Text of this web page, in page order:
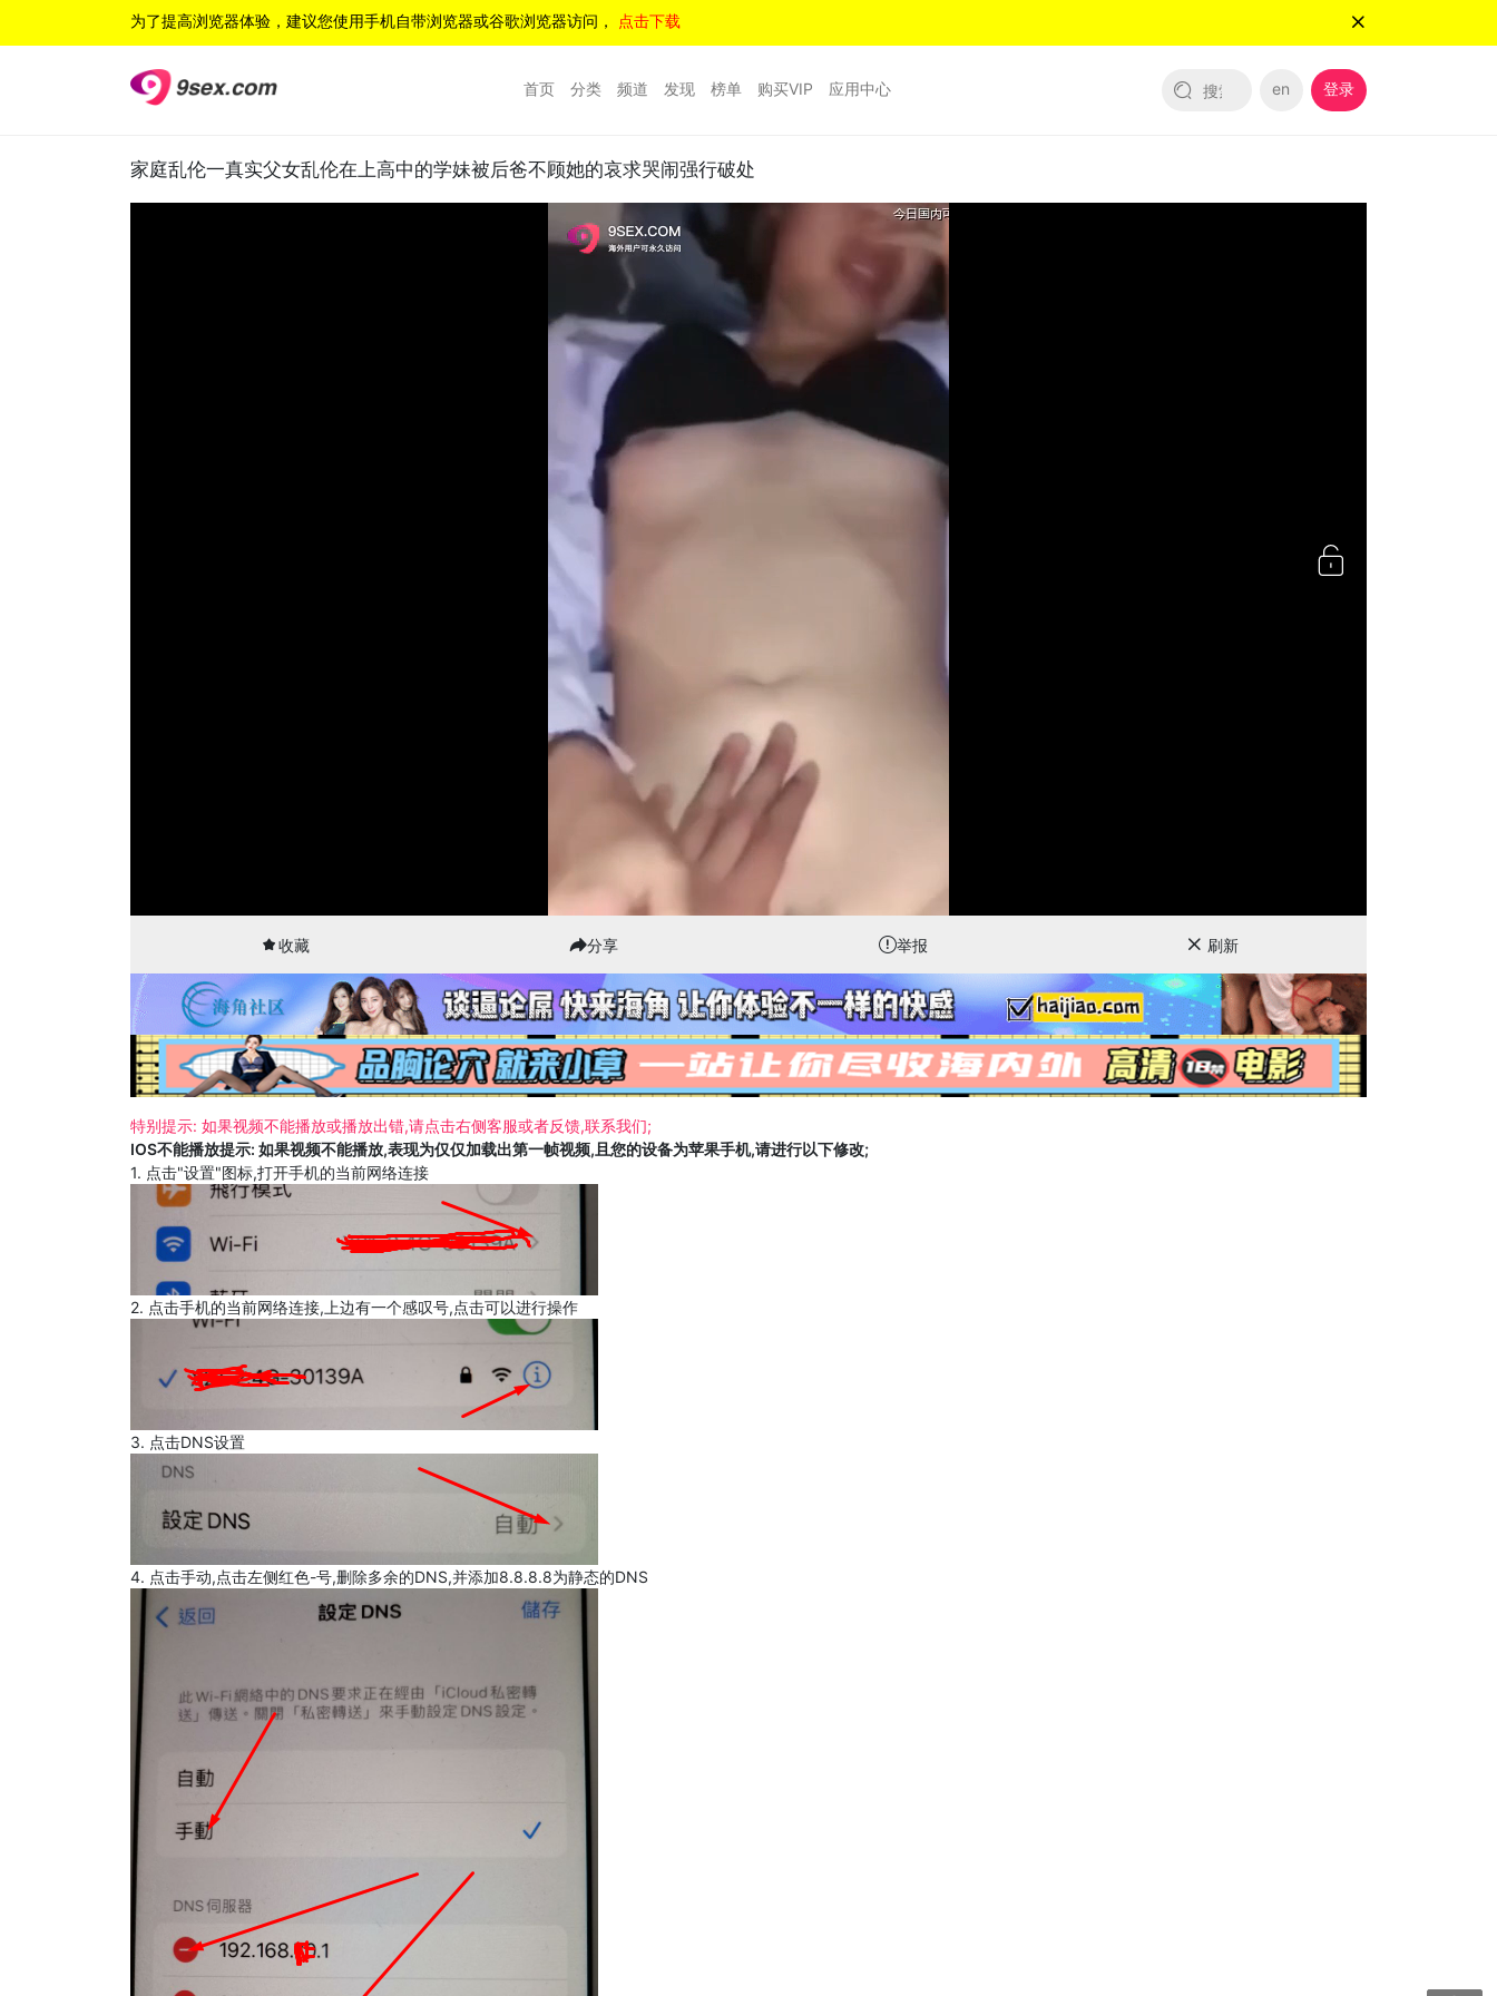
为了提高浏览器体验，建议您使用手机自带浏览器或谷歌浏览器访问， 点击下载
首页 分类 频道 发现 榜单 购买VIP 应用中心 en 登录
家庭乱伦一真实父女乱伦在上高中的学妹被后爸不顾她的哀求哭闹强行破处
收藏 分享 举报 刷新
特别提示: 如果视频不能播放或播放出错,请点击右侧客服或者反馈,联系我们;
IOS不能播放提示: 如果视频不能播放,表现为仅仅加载出第一帧视频,且您的设备为苹果手机,请进行以下修改;
1. 点击"设置"图标,打开手机的当前网络连接
2. 点击手机的当前网络连接,上边有一个感叹号,点击可以进行操作
3. 点击DNS设置
4. 点击手动,点击左侧红色-号,删除多余的DNS,并添加8.8.8.8为静态的DNS